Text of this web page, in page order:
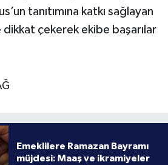
tanıtımına katkı sağlayan
çekerek ekibe başarılar
Emeklilere Ramazan Bayramı
müjdesi: Maaş ve ikramiyeler